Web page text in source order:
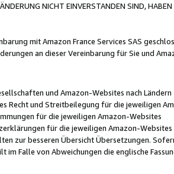
NICHT EINVERSTANDEN SIND,
mit Amazon France Services SAS
an dieser Vereinbarung für Sie und
und Amazon-Websites nach Ländern
Recht und Streitbeilegung für die jeweiligen
für die jeweiligen Amazon-Websites
für die jeweiligen Amazon-Websites
zur besseren Übersicht Übersetzungen.
im Falle von Abweichungen die englische